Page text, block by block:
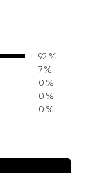
92 %
7 %
0 %
0 %
0 %